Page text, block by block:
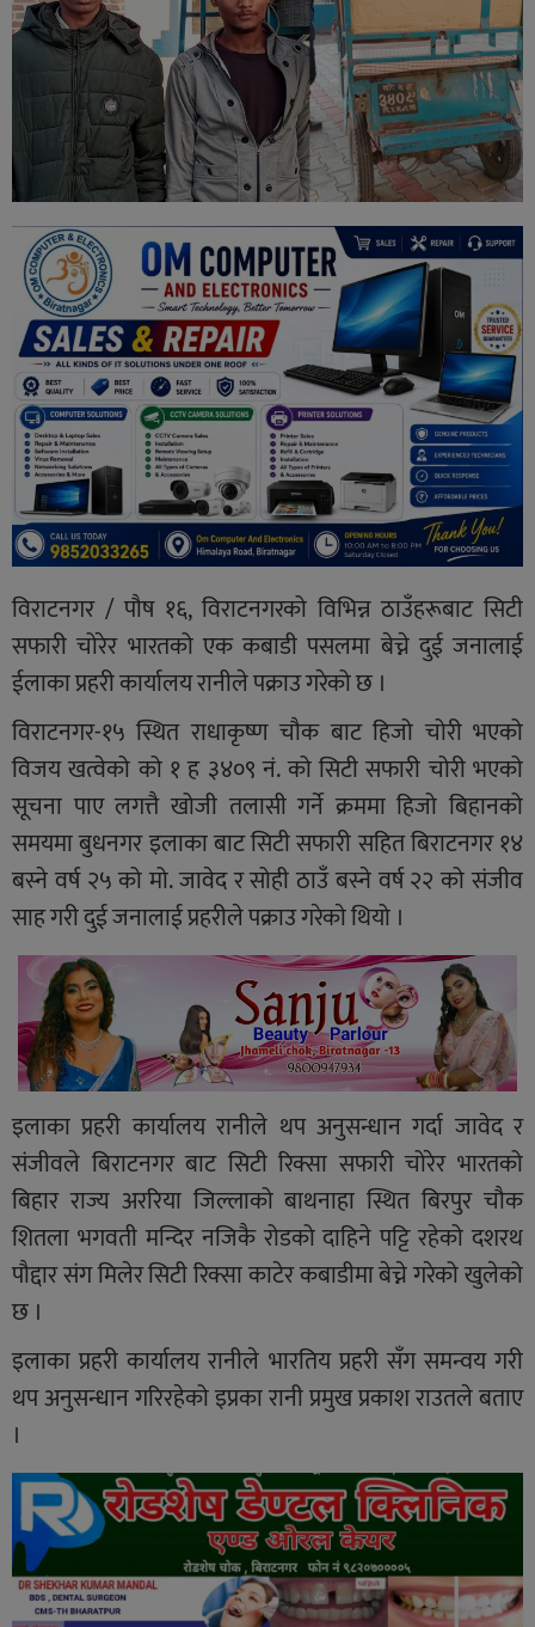
विराटनगर / पौष १६, विराटनगरको विभिन्न ठाउँहरूबाट सिटी
सफारी चोरेर भारतको एक कबाडी पसलमा बेच्ने दुई जनालाई
ईलाका प्रहरी कार्यालय रानीले पक्राउ गरेको छ ।
विराटनगर-१५ स्थित राधाकृष्ण चौक बाट हिजो चोरी भएको
विजय खत्वेको को १ ह ३४०९ नं. को सिटी सफारी चोरी भएको
सूचना पाए लगत्तै खोजी तलासी गर्ने क्रममा हिजो बिहानको
समयमा बुधनगर इलाका बाट सिटी सफारी सहित बिराटनगर १४
बस्ने वर्ष २५ को मो. जावेद र सोही ठाउँ बस्ने वर्ष २२ को संजीव
साह गरी दुई जनालाई प्रहरीले पक्राउ गरेकाे थियो ।
इलाका प्रहरी कार्यालय रानीले थप अनुसन्धान गर्दा जावेद र
संजीवले बिराटनगर बाट सिटी रिक्सा सफारी चोरेर भारतको
बिहार राज्य अररिया जिल्लाको बाथनाहा स्थित बिरपुर चौक
शितला भगवती मन्दिर नजिकै रोडको दाहिने पट्टि रहेको दशरथ
पौद्दार संग मिलेर सिटी रिक्सा काटेर कबाडीमा बेच्ने गरेको खुलेको
छ ।
इलाका प्रहरी कार्यालय रानीले भारतिय प्रहरी सँग समन्वय गरी
थप अनुसन्धान गरिरहेको इप्रका रानी प्रमुख प्रकाश राउतले बताए
।